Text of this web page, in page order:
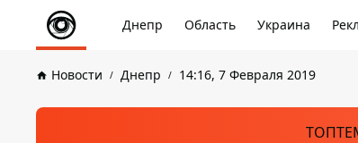
Днепр Область Украина
Новости Днепр 14:16, 7 Февраля 2019